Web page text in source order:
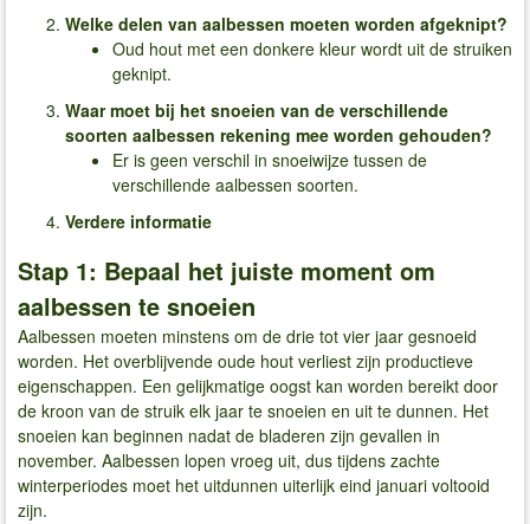
Welke delen van aalbessen moeten worden afgeknipt​?
Oud hout met een donkere kleur wordt uit de struiken
geknipt.
Waar moet bij het snoeien van de verschillende
soorten aalbessen rekening mee worden gehouden​?
Er is geen verschil in snoeiwijze tussen de
verschillende aalbessen soorten.
Verdere informatie
Stap 1: Bepaal het juiste moment om
aalbessen te snoeien
Aalbessen moeten minstens om de drie tot vier jaar gesnoeid
worden. Het overblijvende oude hout verliest zijn productieve
eigenschappen. Een gelijkmatige oogst kan worden bereikt door
de kroon van de struik elk jaar te snoeien en uit te dunnen. Het
snoeien kan beginnen nadat de bladeren zijn gevallen in
november. Aalbessen lopen vroeg uit, dus tijdens zachte
winterperiodes moet het uitdunnen uiterlijk eind januari voltooid
zijn.